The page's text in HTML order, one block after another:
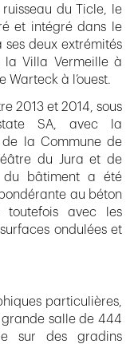
du Ticle, le
et intégré dans le
deux extrémités
la Villa Vermeille à
Warteck à l’ouest.
2013 et 2014, sous
SA, avec la
la Commune de
du Jura et de
du bâtiment a été
au béton
toutefois avec les
ondulées et
particulières,
grande salle de 444
sur des gradins